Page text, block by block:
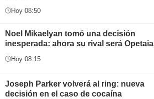
Hoy 08:50
Noel Mikaelyan tomó una decisión
inesperada: ahora su rival será Opetaia
Hoy 08:15
Joseph Parker volverá al ring: nueva
decisión en el caso de cocaína